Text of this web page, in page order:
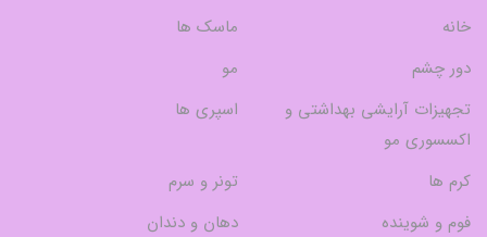
خانه
ماسک ها
دور چشم
مو
تجهیزات آرایشی بهداشتی و
اکسسوری مو
اسپری ها
کرم ها
تونر و سرم
فوم و شوینده
دهان و دندان